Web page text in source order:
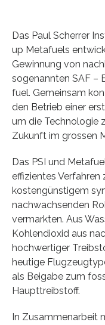
Das Paul Scherrer
up Metafuels
Gewinnung von
sogenannten SAF –
fuel. Gemeinsam
den Betrieb einer
um die Technologie
Zukunft im grossen
Das PSI und
effizientes
kostengünstigem
nachwachsenden
vermarkten. Aus
Kohlendioxid aus
hochwertiger
heutige
als Beigabe zum
Haupttreibstoff.
In Zusammenarbeit